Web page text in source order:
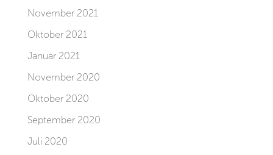
November 2021
Oktober 2021
Januar 2021
November 2020
Oktober 2020
September 2020
Juli 2020